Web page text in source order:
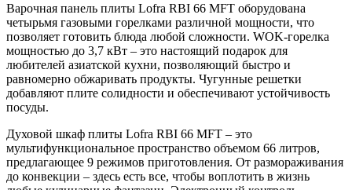
Варочная панель плиты Lofra RBI 66 MFT оборудована
четырьмя газовыми горелками различной мощности, что
позволяет готовить блюда любой сложности. WOK-горелка
мощностью до 3,7 кВт – это настоящий подарок для
любителей азиатской кухни, позволяющий быстро и
равномерно обжаривать продукты. Чугунные решетки
добавляют плите солидности и обеспечивают устойчивость
посуды.
Духовой шкаф плиты Lofra RBI 66 MFT – это
мультифункциональное пространство объемом 66 литров,
предлагающее 9 режимов приготовления. От размораживания
до конвекции – здесь есть все, чтобы воплотить в жизнь